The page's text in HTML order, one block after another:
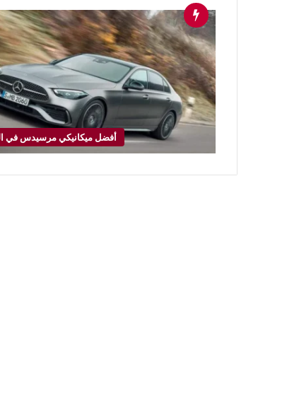
أفضل ميكانيكي مرسيدس في